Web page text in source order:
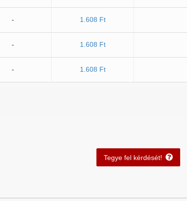
- 1.608 Ft
- 1.608 Ft
- 1.608 Ft
Tegye fel kérdését!